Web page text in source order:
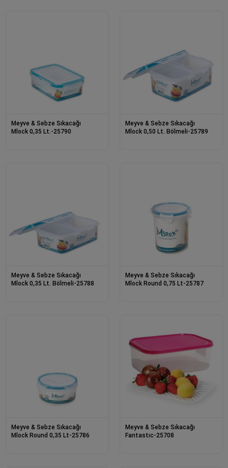
Meyve & Sebze Sıkacağı
Mlock 0,35 Lt.-25790
Meyve & Sebze Sıkacağı
Mlock 0,50 Lt. Bölmeli-25789
Meyve & Sebze Sıkacağı
Mlock 0,35 Lt. Bölmeli-25788
Meyve & Sebze Sıkacağı
Mlock Round 0,75 Lt-25787
Meyve & Sebze Sıkacağı
Mlock Round 0,35 Lt-25786
Meyve & Sebze Sıkacağı
Fantastıc-25708